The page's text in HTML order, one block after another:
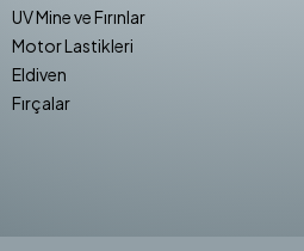
UV Mine ve Fırınlar
Motor Lastikleri
Eldiven
Fırçalar